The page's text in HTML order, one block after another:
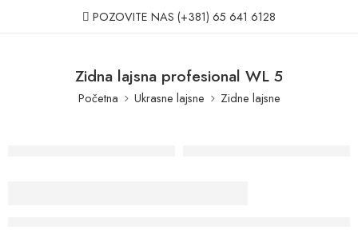
POZOVITE NAS (+381) 65 641 6128
Zidna lajsna profesional WL 5
Početna Ukrasne lajsne Zidne lajsne